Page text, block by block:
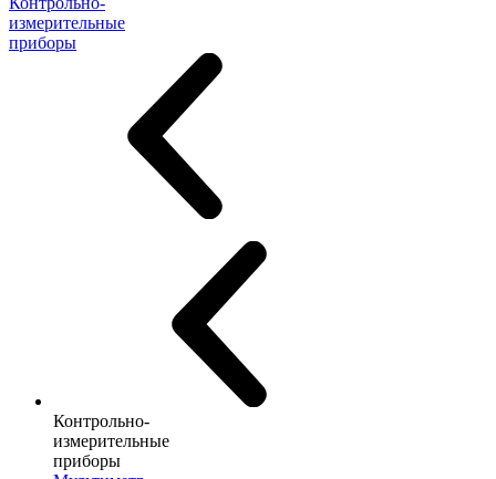
измерительные
приборы
Контрольно-
измерительные
приборы